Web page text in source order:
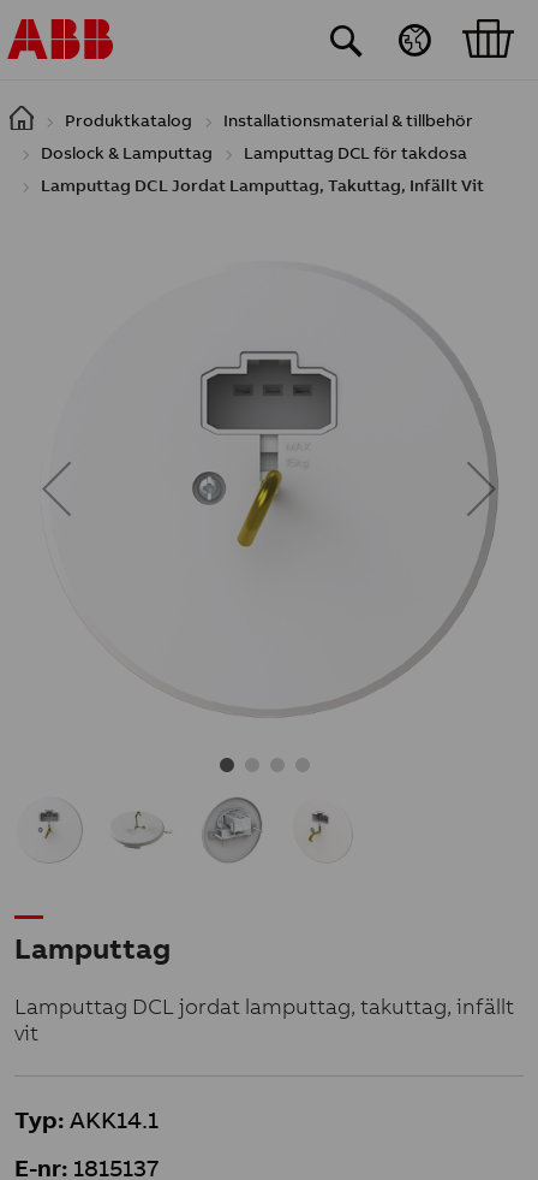
Hoppa till huvudinnehåll
Produktkatalog
Installationsmaterial & tillbehör
Doslock & Lamputtag
Lamputtag DCL för takdosa
Lamputtag DCL Jordat Lamputtag, Takuttag, Infällt Vit
Lamputtag
Lamputtag DCL jordat lamputtag, takuttag, infällt
vit
Typ: AKK14.1
E-nr: 1815137